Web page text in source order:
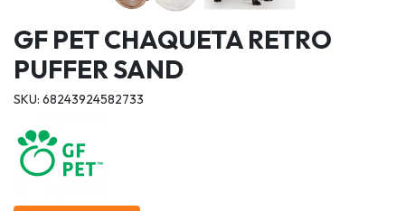
GF PET CHAQUETA RETRO
PUFFER SAND
SKU: 68243924582733